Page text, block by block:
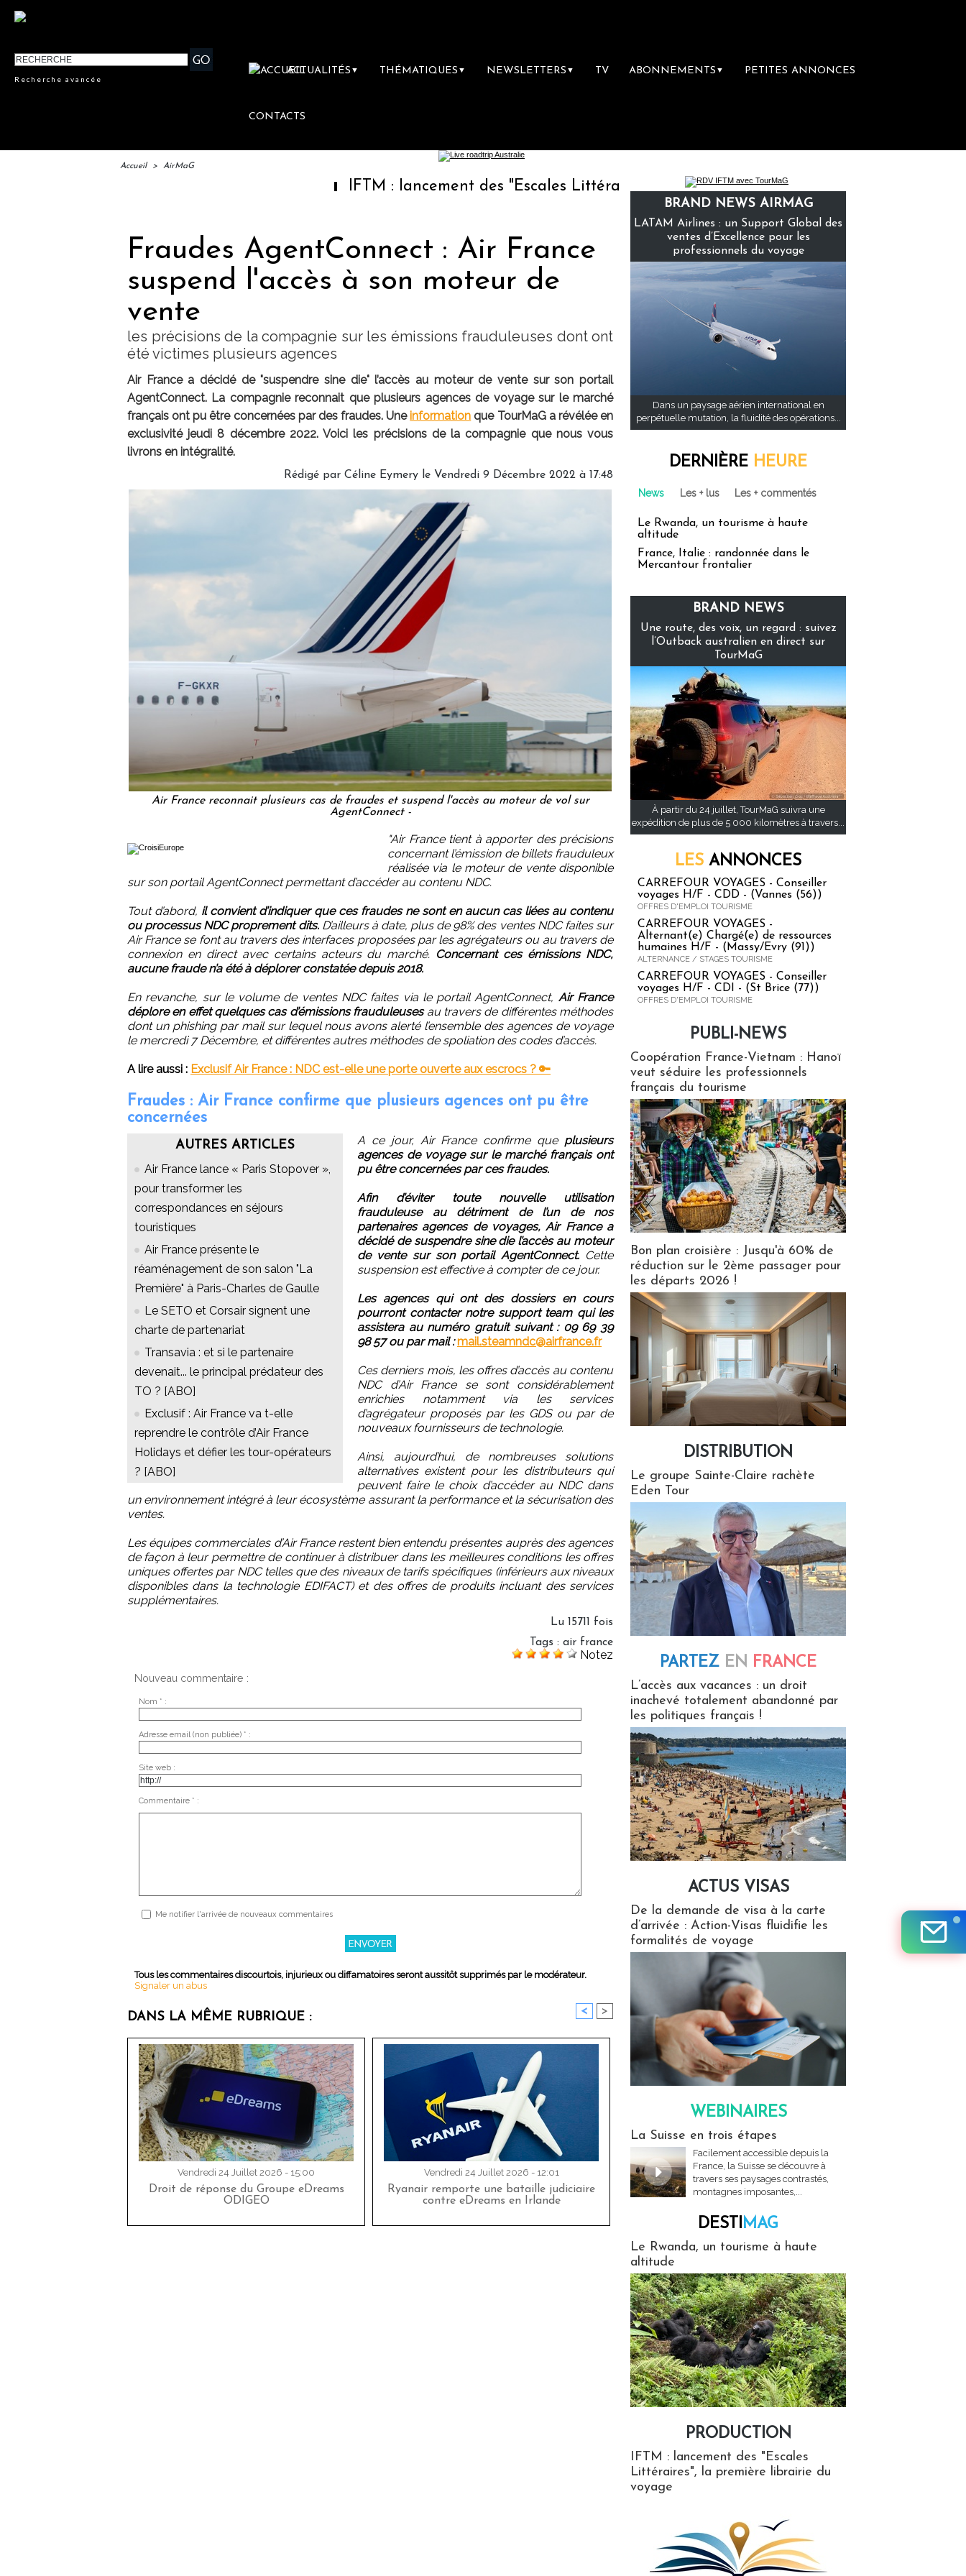
Recherche avancée
ACTUALITÉS ▼ THÉMATIQUES ▼ NEWSLETTERS ▼ TV ABONNEMENTS ▼ PETITES ANNONCES
CONTACTS
Accueil > AirMaG
IFTM : lancement des "Escales Littéraires", la première librairie du voyage
Fraudes AgentConnect : Air France
suspend l'accès à son moteur de
vente
les précisions de la compagnie sur les émissions frauduleuses dont ont
été victimes plusieurs agences
Air France a décidé de "suspendre sine die" l’accès au moteur de vente sur son portail
AgentConnect. La compagnie reconnait que plusieurs agences de voyage sur le marché
français ont pu être concernées par des fraudes. Une information que TourMaG a révélée en
exclusivité jeudi 8 décembre 2022. Voici les précisions de la compagnie que nous vous
livrons en intégralité.
Rédigé par Céline Eymery le Vendredi 9 Décembre 2022 à 17:48
Air France reconnait plusieurs cas de fraudes et suspend l'accès au moteur de vol sur
AgentConnect -
"Air France tient à apporter des précisions
concernant l’émission de billets frauduleux
réalisée via le moteur de vente disponible
sur son portail AgentConnect permettant d’accéder au contenu NDC.
Tout d’abord, il convient d’indiquer que ces fraudes ne sont en aucun cas liées au contenu
ou processus NDC proprement dits.D’ailleurs à date, plus de 98% des ventes NDC faites sur
Air France se font au travers des interfaces proposées par les agrégateurs ou au travers de
connexion en direct avec certains acteurs du marché. Concernant ces émissions NDC,
aucune fraude n’a été à déplorer constatée depuis 2018.
En revanche, sur le volume de ventes NDC faites via le portail AgentConnect, Air France
déplore en effet quelques cas d’émissions frauduleusesau travers de différentes méthodes
dont un phishing par mail sur lequel nous avons alerté l’ensemble des agences de voyage
le mercredi 7 Décembre, et différentes autres méthodes de spoliation des codes d’accès.
A lire aussi : Exclusif Air France : NDC est-elle une porte ouverte aux escrocs ? 🔑
Fraudes : Air France confirme que plusieurs agences ont pu être
concernées
AUTRES ARTICLES
Air France lance « Paris Stopover »,
pour transformer les
correspondances en séjours
touristiques
Air France présente le
réaménagement de son salon "La
Première" à Paris-Charles de Gaulle
Le SETO et Corsair signent une
charte de partenariat
Transavia : et si le partenaire
devenait... le principal prédateur des
TO ? [ABO]
Exclusif : Air France va t-elle
reprendre le contrôle d’Air France
Holidays et défier les tour-opérateurs
? [ABO]
A ce jour, Air France confirme que plusieurs
agences de voyage sur le marché français ont
pu être concernées par ces fraudes.
Afin d’éviter toute nouvelle utilisation
frauduleuse au détriment de l’un de nos
partenaires agences de voyages, Air France a
décidé de suspendre sine die l’accès au moteur
de vente sur son portail AgentConnect. Cette
suspension est effective à compter de ce jour.
Les agences qui ont des dossiers en cours
pourront contacter notre support team qui les
assistera au numéro gratuit suivant : 09 69 39
98 57 ou par mail : mail.steamndc@airfrance.fr
Ces derniers mois, les offres d’accès au contenu
NDC d’Air France se sont considérablement
enrichies notamment via les services
d’agrégateur proposés par les GDS ou par de
nouveaux fournisseurs de technologie.
Ainsi, aujourd’hui, de nombreuses solutions
alternatives existent pour les distributeurs qui
peuvent faire le choix d’accéder au NDC dans
un environnement intégré à leur écosystème assurant la performance et la sécurisation des
ventes.
Les équipes commerciales d’Air France restent bien entendu présentes auprès des agences
de façon à leur permettre de continuer à distribuer dans les meilleures conditions les offres
uniques offertes par NDC telles que des niveaux de tarifs spécifiques (inférieurs aux niveaux
disponibles dans la technologie EDIFACT) et des offres de produits incluant des services
supplémentaires.
Lu 15711 fois
Tags : air france
Notez
Nouveau commentaire :
Nom * :
Adresse email (non publiée) * :
Site web :
Commentaire * :
Me notifier l'arrivée de nouveaux commentaires
Tous les commentaires discourtois, injurieux ou diffamatoires seront aussitôt supprimés par le modérateur.
Signaler un abus
DANS LA MÊME RUBRIQUE : < >
Vendredi 24 Juillet 2026 - 15:00
Droit de réponse du Groupe eDreams
ODIGEO
Vendredi 24 Juillet 2026 - 12:01
Ryanair remporte une bataille judiciaire
contre eDreams en Irlande
BRAND NEWS AIRMAG
LATAM Airlines : un Support Global des
ventes d’Excellence pour les
professionnels du voyage
Dans un paysage aérien international en
perpétuelle mutation, la fluidité des opérations...
DERNIÈRE HEURE
News Les + lus Les + commentés
Le Rwanda, un tourisme à haute
altitude
France, Italie : randonnée dans le
Mercantour frontalier
BRAND NEWS
Une route, des voix, un regard : suivez
l’Outback australien en direct sur
TourMaG
À partir du 24 juillet, TourMaG suivra une
expédition de plus de 5 000 kilomètres à travers...
LES ANNONCES
CARREFOUR VOYAGES - Conseiller
voyages H/F - CDD - (Vannes (56))
OFFRES D'EMPLOI TOURISME
CARREFOUR VOYAGES -
Alternant(e) Chargé(e) de ressources
humaines H/F - (Massy/Evry (91))
ALTERNANCE / STAGES TOURISME
CARREFOUR VOYAGES - Conseiller
voyages H/F - CDI - (St Brice (77))
OFFRES D'EMPLOI TOURISME
PUBLI-NEWS
Coopération France-Vietnam : Hanoï
veut séduire les professionnels
français du tourisme
Bon plan croisière : Jusqu'à 60% de
réduction sur le 2ème passager pour
les départs 2026 !
DISTRIBUTION
Le groupe Sainte-Claire rachète
Eden Tour
PARTEZ EN FRANCE
L’accès aux vacances : un droit
inachevé totalement abandonné par
les politiques français !
ACTUS VISAS
De la demande de visa à la carte
d’arrivée : Action-Visas fluidifie les
formalités de voyage
WEBINAIRES
La Suisse en trois étapes
Facilement accessible depuis la
France, la Suisse se découvre à
travers ses paysages contrastés,
montagnes imposantes,...
DESTIMAG
Le Rwanda, un tourisme à haute
altitude
PRODUCTION
IFTM : lancement des "Escales
Littéraires", la première librairie du
voyage